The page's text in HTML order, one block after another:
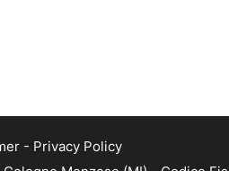
- Privacy Policy